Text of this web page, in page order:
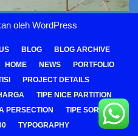
oleh WordPress
BLOG
BLOG ARCHIVE
HOME NEWS
PORTFOLIO
PROJECT DETAILS
TIPE NICE PARTITION
PERSECTION
TIPE SOREPA
TYPOGRAPHY